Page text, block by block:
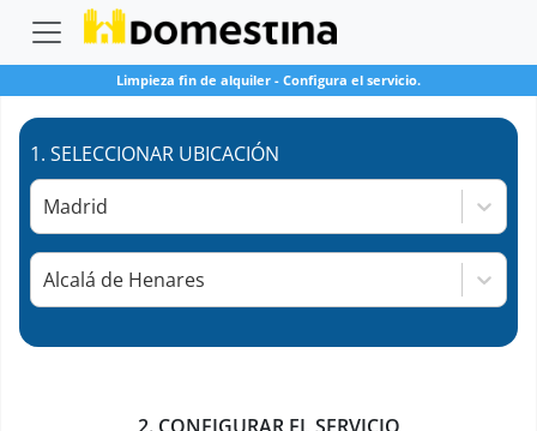
Limpieza fin de alquiler - Configura el servicio.
1. SELECCIONAR UBICACIÓN
Madrid
Alcalá de Henares